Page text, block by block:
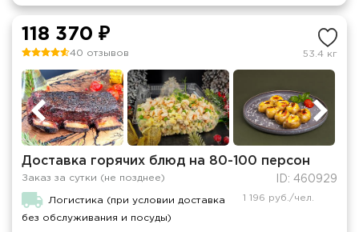
118 370 ₽
40 отзывов 53.4 кг
Доставка горячих блюд на 80-100 персон
Заказ за сутки (не позднее) ID: 460929
Логистика (при условии доставка
без обслуживания и посуды)
1 196 руб./чел.